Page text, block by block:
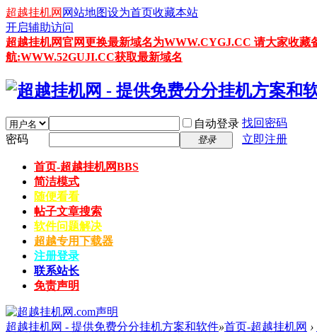
超越挂机网 网站地图设为首页收藏本站
开启辅助访问
超越挂机网官网更换最新域名为WWW.CYGJ.CC 请大家收
航:WWW.52GUJI.CC获取最新域名
自动登录 找回密码
密码
登录 立即注册
首页-超越挂机网BBS
简洁模式
随便看看
帖子文章搜索
软件问题解决
超越专用下载器
注册登录
联系站长
免责声明
超越挂机网 - 提供免费分分挂机方案和软件»首页-超越挂机网 ›